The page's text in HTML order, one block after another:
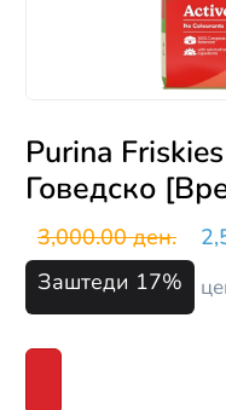
Purina
Говедско
3,000.00 ден.
Заштеди 17%